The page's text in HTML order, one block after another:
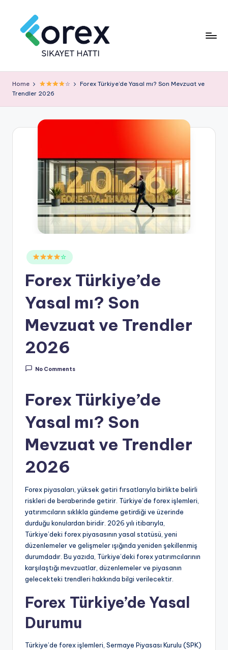
Home ☆
Forex Türkiye’de Yasal mı? Son Mevzuat ve
Trendler 2026
Posted
in
☆
Forex Türkiye’de
Yasal mı? Son
Mevzuat ve Trendler
2026
No Comments
Forex Türkiye’de
Yasal mı? Son
Mevzuat ve Trendler
2026
Forex piyasaları, yüksek getiri fırsatlarıyla birlikte belirli
riskleri de beraberinde getirir. Türkiye’de forex işlemleri,
yatırımcıların sıklıkla gündeme getirdiği ve üzerinde
durduğu konulardan biridir. 2026 yılı itibarıyla,
Türkiye’deki forex piyasasının yasal statüsü, yeni
düzenlemeler ve gelişmeler ışığında yeniden şekillenmiş
durumdadır. Bu yazıda, Türkiye’deki forex yatırımcılarının
karşılaştığı mevzuatlar, düzenlemeler ve piyasanın
gelecekteki trendleri hakkında bilgi verilecektir.
Forex Türkiye’de Yasal
Durumu
Türkiye’de forex işlemleri, Sermaye Piyasası Kurulu (SPK)